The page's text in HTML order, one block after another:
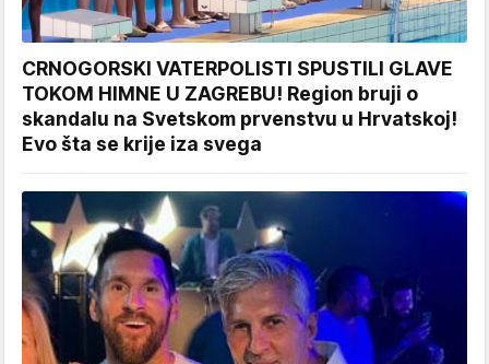
CRNOGORSKI VATERPOLISTI SPUSTILI GLAVE
TOKOM HIMNE U ZAGREBU! Region bruji o
skandalu na Svetskom prvenstvu u Hrvatskoj!
Evo šta se krije iza svega